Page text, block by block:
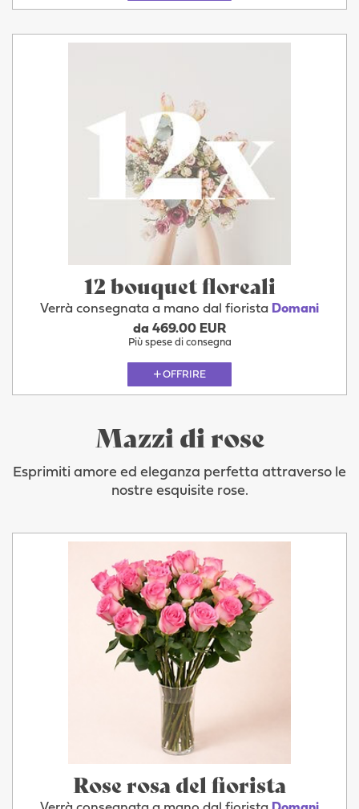
12 bouquet floreali
Verrà consegnata a mano dal fiorista Domani
da 469.00 EUR
Più spese di consegna
OFFRIRE
Mazzi di rose
Esprimiti amore ed eleganza perfetta attraverso le
nostre esquisite rose.
Rose rosa del fiorista